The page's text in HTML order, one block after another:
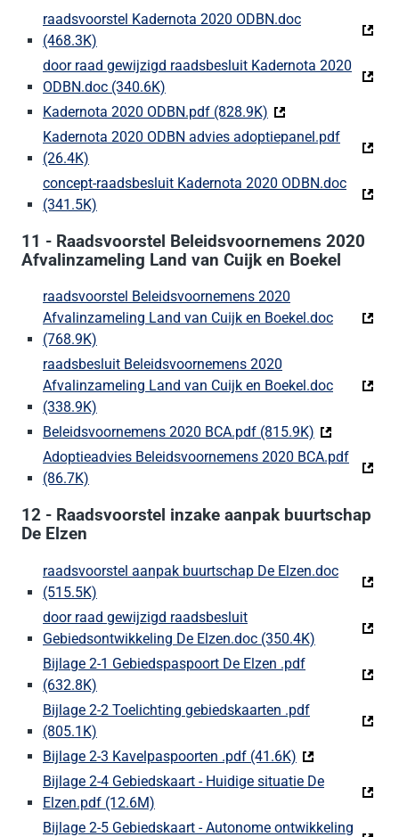
raadsvoorstel Kadernota 2020 ODBN.doc
(468.3K)
door raad gewijzigd raadsbesluit Kadernota 2020
ODBN.doc (340.6K) (Deze link gaat naar een externe
Kadernota 2020 ODBN.pdf (828.9K) (Deze link gaat
Kadernota 2020 ODBN advies adoptiepanel.pdf
(26.4K)
concept-raadsbesluit Kadernota 2020 ODBN.doc
(341.5K)
11 - Raadsvoorstel Beleidsvoornemens 2020
Afvalinzameling Land van Cuijk en Boekel
raadsvoorstel Beleidsvoornemens 2020
Afvalinzameling Land van Cuijk en Boekel.doc
(768.9K)
raadsbesluit Beleidsvoornemens 2020
Afvalinzameling Land van Cuijk en Boekel.doc
(338.9K)
Beleidsvoornemens 2020 BCA.pdf (815.9K) (Deze link
Adoptieadvies Beleidsvoornemens 2020 BCA.pdf
(86.7K)
12 - Raadsvoorstel inzake aanpak buurtschap
De Elzen
raadsvoorstel aanpak buurtschap De Elzen.doc
(515.5K)
door raad gewijzigd raadsbesluit
Gebiedsontwikkeling De Elzen.doc (350.4K) (Deze link
Bijlage 2-1 Gebiedspaspoort De Elzen .pdf
(632.8K)
Bijlage 2-2 Toelichting gebiedskaarten .pdf
(805.1K)
Bijlage 2-3 Kavelpaspoorten .pdf (41.6K) (Deze link gaat
Bijlage 2-4 Gebiedskaart - Huidige situatie De
Elzen.pdf (12.6M) (Deze link gaat naar een externe
Bijlage 2-5 Gebiedskaart - Autonome ontwikkeling